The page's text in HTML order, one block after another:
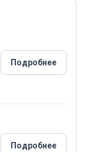
Подробнее
Подробнее